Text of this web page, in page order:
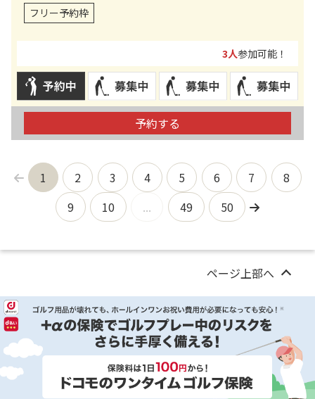
フリー予約枠
3人参加可能！
予約する
1 2 3 4 5 6 7
8
9
10 ... 49 50
ページ上部へ